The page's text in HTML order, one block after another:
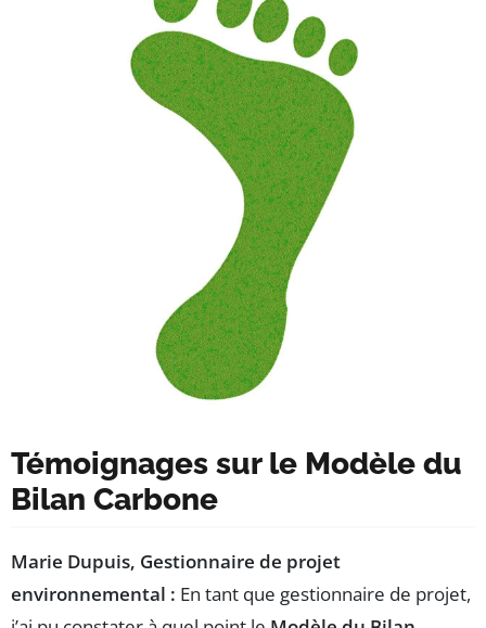
Témoignages sur le Modèle du
Bilan Carbone
Marie Dupuis, Gestionnaire de projet
environnemental : En tant que gestionnaire de projet,